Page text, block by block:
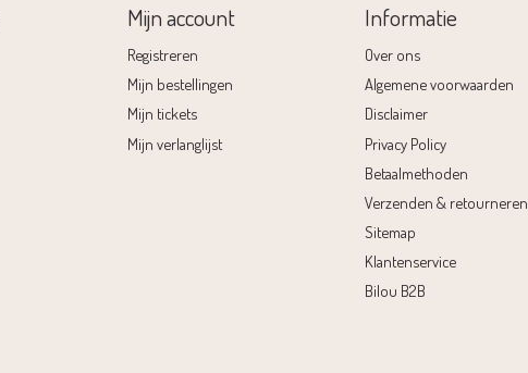
Mijn account
Registreren
Mijn bestellingen
Mijn tickets
Mijn verlanglijst
Informatie
Over ons
Algemene voorwaarden
Disclaimer
Privacy Policy
Betaalmethoden
Verzenden & retourneren
Sitemap
Klantenservice
Bilou B2B